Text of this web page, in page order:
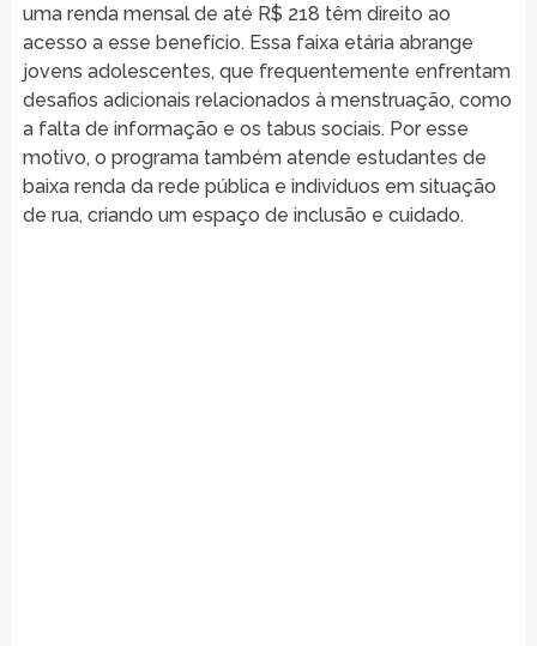
uma renda mensal de até R$ 218 têm direito ao
acesso a esse benefício. Essa faixa etária abrange
jovens adolescentes, que frequentemente enfrentam
desafios adicionais relacionados à menstruação, como
a falta de informação e os tabus sociais. Por esse
motivo, o programa também atende estudantes de
baixa renda da rede pública e indivíduos em situação
de rua, criando um espaço de inclusão e cuidado.